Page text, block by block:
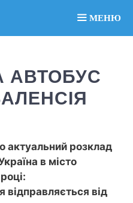
МЕНЮ
АВТОБУС
актуальний розклад
в місто
відправляється від